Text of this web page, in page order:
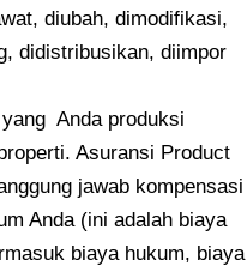
diubah, dimodifikasi,
didistribusikan, diimpor
Anda produksi
Asuransi Product
jawab kompensasi
Anda (ini adalah biaya
biaya hukum, biaya